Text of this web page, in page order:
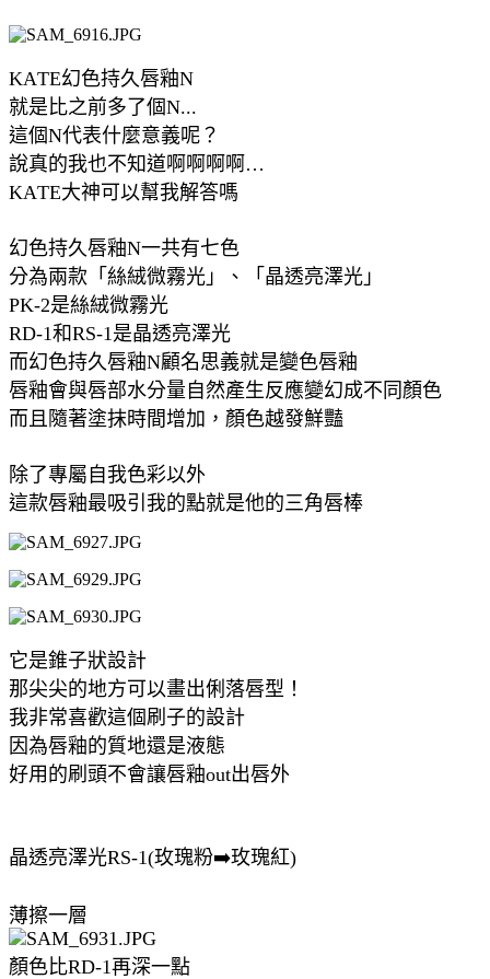
KATE幻色持久唇釉N
就是比之前多了個N...
這個N代表什麼意義呢？
說真的我也不知道啊啊啊啊…
KATE大神可以幫我解答嗎
幻色持久唇釉N一共有七色
分為兩款「絲絨微霧光」、「晶透亮澤光」
PK-2是絲絨微霧光
RD-1和RS-1是晶透亮澤光
而幻色持久唇釉N顧名思義就是變色唇釉
唇釉會與唇部水分量自然產生反應變幻成不同顏色
而且隨著塗抹時間增加，顏色越發鮮豔
除了專屬自我色彩以外
這款唇釉最吸引我的點就是他的三角唇棒
它是錐子狀設計
那尖尖的地方可以畫出俐落唇型！
我非常喜歡這個刷子的設計
因為唇釉的質地還是液態
好用的刷頭不會讓唇釉out出唇外
晶透亮澤光RS-1(玫瑰粉➡️玫瑰紅)
薄擦一層
顏色比RD-1再深一點